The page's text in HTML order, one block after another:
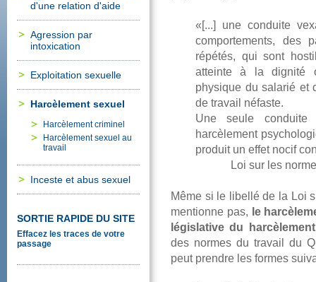
d'unerelationd'aide
Agressionpar
intoxication
Exploitationsexuelle
Harcèlementsexuel
Harcèlementcriminel
Harcèlementsexuelau
travail
Incesteetabussexuel
SORTIERAPIDEDUSITE
Effacezlestracesdevotre
passage
detravailnéfaste.
mentionnepas,